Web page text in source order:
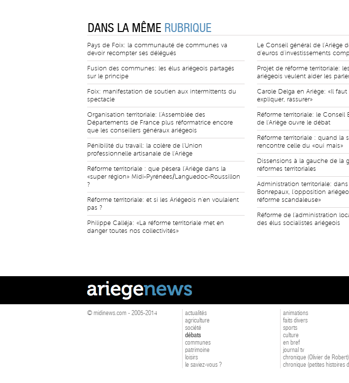
DANS LA MÊME RUBRIQUE
Pays de Foix: la communauté de communes va
devoir recompter ses délégués
Fusion des communes: les élus ariégeois partagés
sur le principe
Foix: manifestation de soutien aux intermittents du
spectacle
Organisation territoriale: l'Assemblée des
Départements de France plus réformatrice encore
que les conseillers généraux ariégeois
Pénibilité du travail: la colère de l'Union
professionnelle artisanale de l'Ariège
Réforme territoriale : que pèsera l'Ariège dans la
«super région» Midi-Pyrénées/Languedoc-Roussillon
?
Réforme territoriale: et si les Ariégeois n'en voulaient
pas ?
Philippe Calléja: «La réforme territoriale met en
danger toutes nos collectivités»
Le Conseil général de l'Ariège
d'euros d'investissements
Projet de réforme territoriale:
ariégeois veulent aider les
Carole Delga en Ariège: «Il faut
expliquer, rassurer»
Réforme territoriale: le Conseil
de l'Ariège ouvre le débat
Réforme territoriale : quand la
rencontre celle du «oui mais»
Dissensions à la gauche de la
réformes territoriales
Administration territoriale:
Bonrepaux, l'opposition
réforme scandaleuse»
Réforme de l'administration
des élus socialistes ariégeois
© midinews.com - 2005-2014
actualités
agriculture
société
débats
communes
patrimoine
loisirs
le saviez-vous ?
animations
faits divers
sports
culture
en bref
journal tv
chronique (Olivier de Robert)
chronique (petites histoires